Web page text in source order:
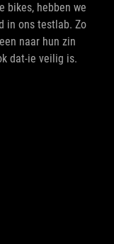
bikes, hebben we
in ons testlab. Zo
naar hun zin
dat-ie veilig is.